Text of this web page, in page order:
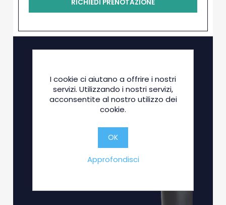
RICHIEDI PRENOTAZIONE
I cookie ci aiutano a offrire i nostri
servizi. Utilizzando i nostri servizi,
acconsentite al nostro utilizzo dei
cookie.
OK
Approfondisci